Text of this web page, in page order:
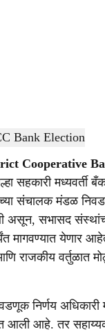
-Sarkarnama
Cooperative
सहकारी मध्यवर्ती
संचालक मंडळ
सभासद
मागवण्यात येणार
राजकीय वर्तुळात
निर्णय
आली आहे. तर